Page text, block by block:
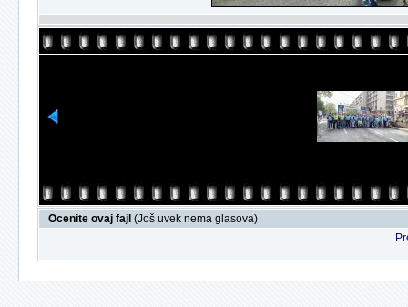
Ocenite ovaj fajl (Još uvek nema glasova)